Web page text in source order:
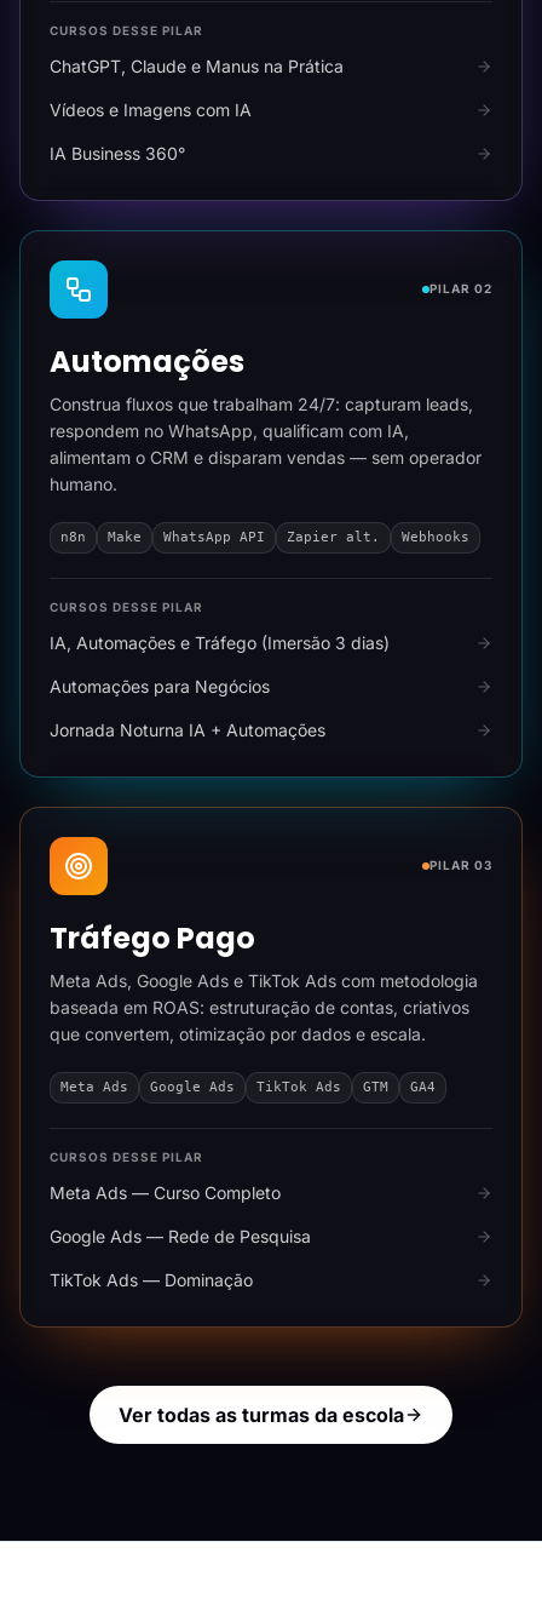
CURSOS DESSE PILAR
ChatGPT, Claude e Manus na Prática
Vídeos e Imagens com IA
IA Business 360°
PILAR 02
Automações
Construa fluxos que trabalham 24/7: capturam leads,
respondem no WhatsApp, qualificam com IA,
alimentam o CRM e disparam vendas — sem operador
humano.
n8n Make WhatsApp API Zapier alt. Webhooks
CURSOS DESSE PILAR
IA, Automações e Tráfego (Imersão 3 dias)
Automações para Negócios
Jornada Noturna IA + Automações
PILAR 03
Tráfego Pago
Meta Ads, Google Ads e TikTok Ads com metodologia
baseada em ROAS: estruturação de contas, criativos
que convertem, otimização por dados e escala.
Meta Ads Google Ads TikTok Ads GTM GA4
CURSOS DESSE PILAR
Meta Ads — Curso Completo
Google Ads — Rede de Pesquisa
TikTok Ads — Dominação
Ver todas as turmas da escola